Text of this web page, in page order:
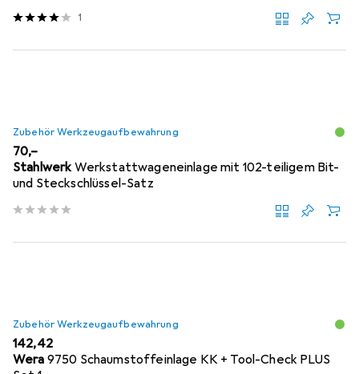
1
Zubehör Werkzeugaufbewahrung
EUR
70,–
StahlwerkWerkstattwageneinlage mit 102-teiligem Bit-
und Steckschlüssel-Satz
Zubehör Werkzeugaufbewahrung
EUR
142,42
Wera 9750 Schaumstoffeinlage KK + Tool-Check PLUS